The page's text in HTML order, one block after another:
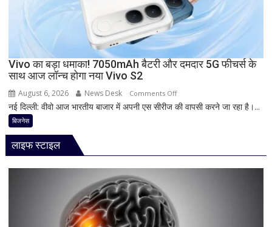
7-
इंच
डिस्प्ले
और
Snapdragon
मचेगी
Vivo का बड़ा धमाका! 7050mAh बैटरी और दमदार 5G फीचर्स के
साथ आज लॉन्च होगा नया Vivo S2
August 6, 2026 News Desk Comments Offon
Vivo
5G
नई दिल्ली: वीवो आज भारतीय बाजार में अपनी एस सीरीज की वापसी करने जा रहा है।...
बिजनेस
लाइफ स्टाइल